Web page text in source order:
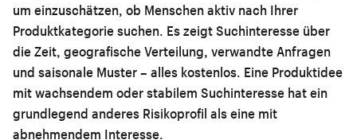
um einzuschätzen, ob Menschen aktiv nach Ihrer
Produktkategorie suchen. Es zeigt Suchinteresse über
die Zeit, geografische Verteilung, verwandte Anfragen
und saisonale Muster – alles kostenlos. Eine Produktidee
mit wachsendem oder stabilem Suchinteresse hat ein
grundlegend anderes Risikoprofil als eine mit
abnehmendem Interesse.